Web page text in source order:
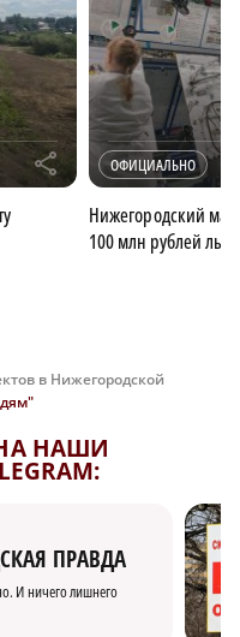
r ОФИЦИАЛЬНО
Нижегородский
100 млн рублей
в Нижегородской
НАШИ
ПРАВДА
И ничего лишнего